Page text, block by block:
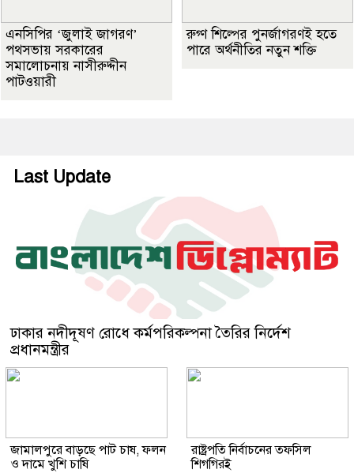
এনসিপির ‘জুলাই জাগরণ’
পথসভায় সরকারের
সমালোচনায় নাসীরুদ্দীন
পাটওয়ারী
রুগ্ণ শিল্পের পুনর্জাগরণই হতে
পারে অর্থনীতির নতুন শক্তি
Last Update
ঢাকার নদীদূষণ রোধে কর্মপরিকল্পনা তৈরির নির্দেশ
প্রধানমন্ত্রীর
জামালপুরে বাড়ছে পাট চাষ, ফলন
ও দামে খুশি চাষি
রাষ্ট্রপতি নির্বাচনের তফসিল
শিগগিরই